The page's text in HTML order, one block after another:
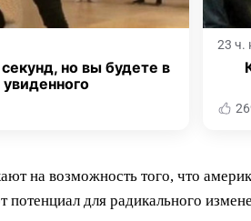
но вы будете в
23 ч.
на возможность того, что
для радикального